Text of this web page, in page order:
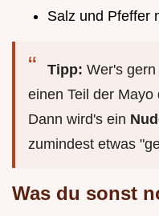
Salz und Pfeffer
Tipp: Wer's
einen Teil der
Dann wird's ein
zumindest etwas
Was du sonst